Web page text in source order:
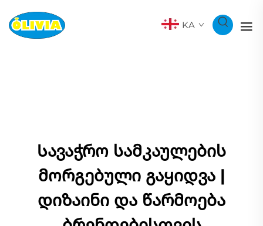
KA
Სავაჭრო სამკაულების
მორგებული გაყიდვა |
დიზაინი და წარმოება